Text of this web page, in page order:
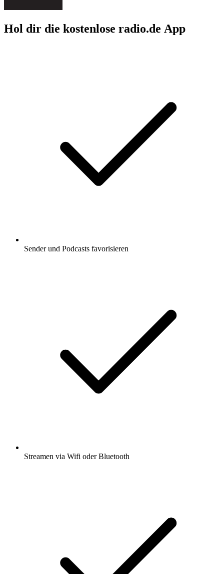
Hol dir die kostenlose radio.de App
Sender und Podcasts favorisieren
Streamen via Wifi oder Bluetooth